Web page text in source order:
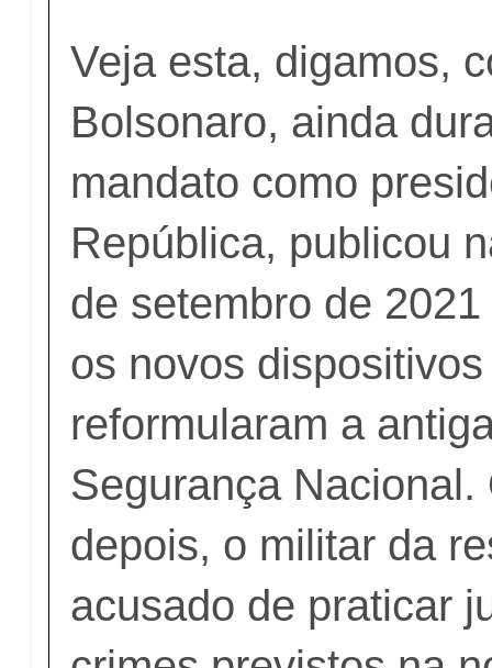
Veja esta, digamos,
Bolsonaro, ainda
mandato como
República, publicou
de setembro de
os novos
reformularam a
Segurança Nacional.
depois, o militar da
acusado de praticar